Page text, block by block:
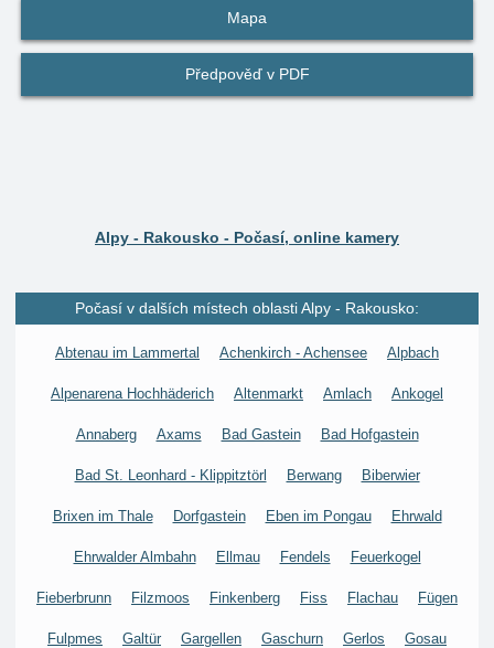
Mapa
Předpověď v PDF
Alpy - Rakousko - Počasí, online kamery
Počasí v dalších místech oblasti Alpy - Rakousko:
Abtenau im Lammertal Achenkirch - Achensee Alpbach
Alpenarena Hochhäderich Altenmarkt Amlach Ankogel
Annaberg Axams Bad Gastein Bad Hofgastein
Bad St. Leonhard - Klippitztörl Berwang Biberwier
Brixen im Thale Dorfgastein Eben im Pongau Ehrwald
Ehrwalder Almbahn Ellmau Fendels Feuerkogel
Fieberbrunn Filzmoos Finkenberg Fiss Flachau Fügen
Fulpmes Galtür Gargellen Gaschurn Gerlos Gosau